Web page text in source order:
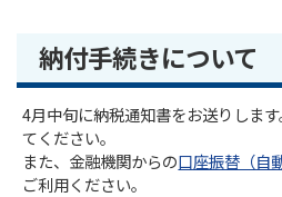
納付手続きについて
4月中旬に納税通知書をお送りしま
てください。
また、金融機関からの 口座振替（自
ご利用ください。